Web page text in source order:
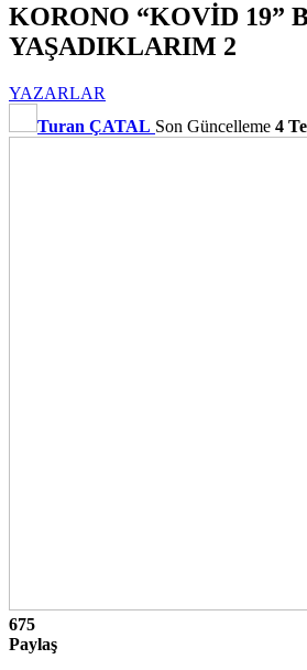
KORONO “KOVİD 19”
YAŞADIKLARIM 2
YAZARLAR
Turan ÇATAL Son Güncelleme 4
675
Paylaş